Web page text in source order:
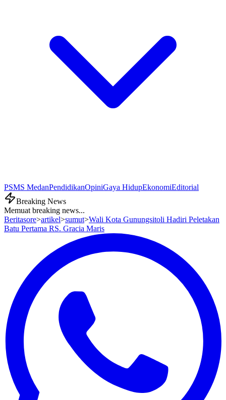
PSMS MedanPendidikanOpiniGaya HidupEkonomiEditorial
Breaking News
Memuat breaking news...
Beritasore>artikel>sumut>Wali Kota Gunungsitoli Hadiri Peletakan
Batu Pertama RS. Gracia Maris